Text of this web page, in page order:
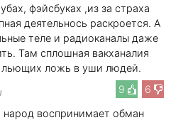
фэйсбуках ,из за страха
деятельнось раскроется. А
теле и радиоканалы даже
Там сплошная вакханалия
льющих ложь в уши людей.
9
6
народ воспринимает обман